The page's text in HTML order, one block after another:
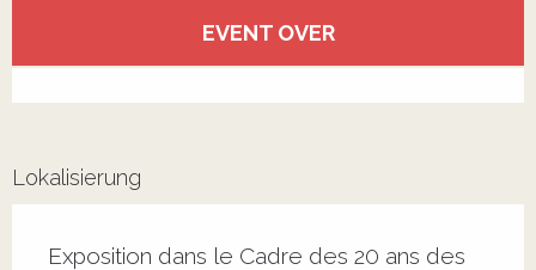
EVENT OVER
Lokalisierung
Exposition dans le Cadre des 20 ans des